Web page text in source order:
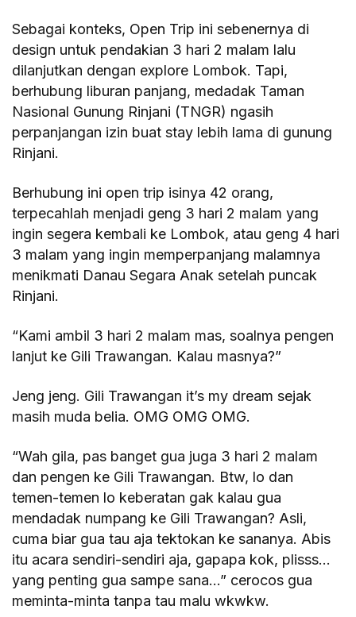
Sebagai konteks, Open Trip ini sebenernya di
design untuk pendakian 3 hari 2 malam lalu
dilanjutkan dengan explore Lombok. Tapi,
berhubung liburan panjang, medadak Taman
Nasional Gunung Rinjani (TNGR) ngasih
perpanjangan izin buat stay lebih lama di gunung
Rinjani.
Berhubung ini open trip isinya 42 orang,
terpecahlah menjadi geng 3 hari 2 malam yang
ingin segera kembali ke Lombok, atau geng 4 hari
3 malam yang ingin memperpanjang malamnya
menikmati Danau Segara Anak setelah puncak
Rinjani.
“Kami ambil 3 hari 2 malam mas, soalnya pengen
lanjut ke Gili Trawangan. Kalau masnya?”
Jeng jeng. Gili Trawangan it’s my dream sejak
masih muda belia. OMG OMG OMG.
“Wah gila, pas banget gua juga 3 hari 2 malam
dan pengen ke Gili Trawangan. Btw, lo dan
temen-temen lo keberatan gak kalau gua
mendadak numpang ke Gili Trawangan? Asli,
cuma biar gua tau aja tektokan ke sananya. Abis
itu acara sendiri-sendiri aja, gapapa kok, plisss…
yang penting gua sampe sana…” cerocos gua
meminta-minta tanpa tau malu wkwkw.